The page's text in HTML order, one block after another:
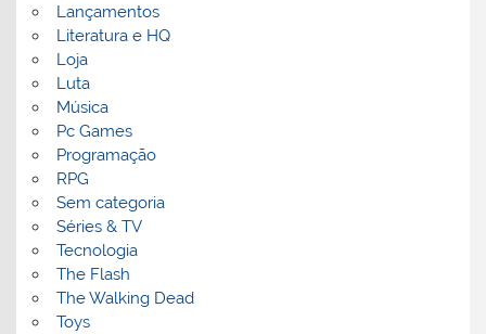
Lançamentos
Literatura e HQ
Loja
Luta
Música
Pc Games
Programação
RPG
Sem categoria
Séries & TV
Tecnologia
The Flash
The Walking Dead
Toys